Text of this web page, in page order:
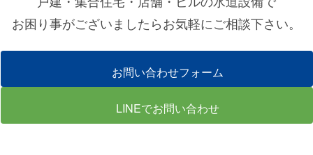
お困り事がございましたらお気軽にご相談下さい。
お問い合わせフォーム
LINEでお問い合わせ